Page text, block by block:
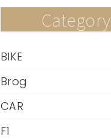
Category
BIKE
Brog
CAR
F1